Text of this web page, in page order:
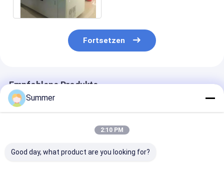
Fortsetzen
Empfohlene Produkte
Summer
2:10 PM
Good day, what product are you looking for?